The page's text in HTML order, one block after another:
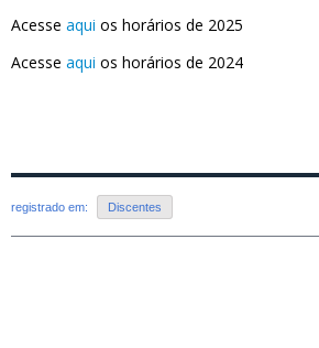
Acesse aqui os horários de 2025
Acesse aqui os horários de 2024
registrado em: Discentes